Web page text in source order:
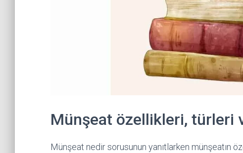
Münşeat özellikleri, türleri
Münşeat nedir sorusunun yanıtlarken münşeatın